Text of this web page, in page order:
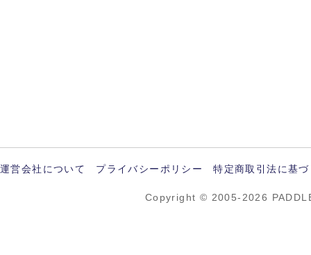
運営会社について プライバシーポリシー 特定商取引法に基
Copyright © 2005-2026